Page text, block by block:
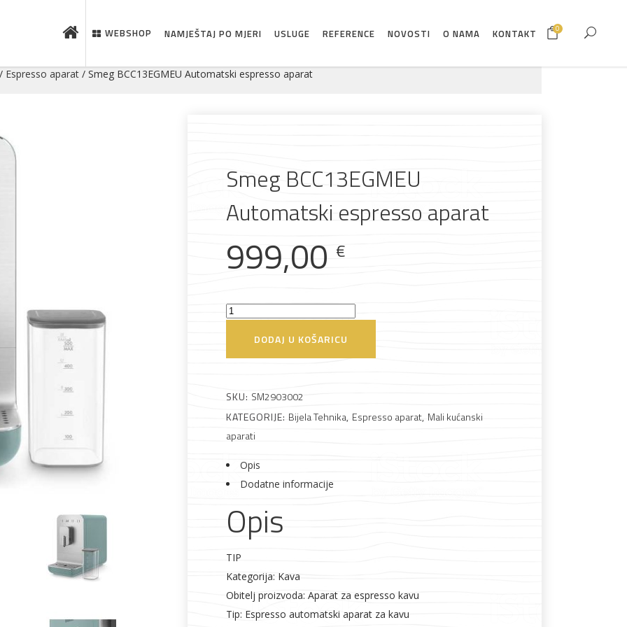
je novo u ponudi
Rasvjeta
WEBSHOP NAMJEŠTAJ PO MJERI USLUGE REFERENCE NOVOSTI O NAMA KONTAKT 0
/ Espresso aparat / Smeg BCC13EGMEU Automatski espresso aparat
Smeg BCC13EGMEU
Automatski espresso aparat
999,00 €
Smeg
Automatski
količina
DODAJ U KOŠARICU
SKU: SM2903002
KATEGORIJE: Bijela Tehnika, Espresso aparat, Mali kućanski
aparati
Opis
Dodatne informacije
Opis
TIP
Kategorija: Kava
Obitelj proizvoda: Aparat za espresso kavu
Tip: Espresso automatski aparat za kavu